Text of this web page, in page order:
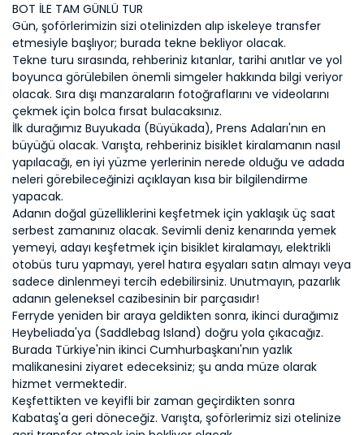
BOT İLE TAM GÜNLÜ TUR
Gün, şoförlerimizin sizi otelinizden alıp iskeleye transfer
etmesiyle başlıyor; burada tekne bekliyor olacak.
Tekne turu sırasında, rehberiniz kıtanlar, tarihi anıtlar ve yol
boyunca görülebilen önemli simgeler hakkında bilgi veriyor
olacak. Sıra dışı manzaraların fotoğraflarını ve videolarını
çekmek için bolca fırsat bulacaksınız.
İlk durağımız Buyukada (Büyükada), Prens Adaları'nın en
büyüğü olacak. Varışta, rehberiniz bisiklet kiralamanın nasıl
yapılacağı, en iyi yüzme yerlerinin nerede olduğu ve adada
neleri görebileceğinizi açıklayan kısa bir bilgilendirme
yapacak.
Adanın doğal güzelliklerini keşfetmek için yaklaşık üç saat
serbest zamanınız olacak. Sevimli deniz kenarında yemek
yemeyi, adayı keşfetmek için bisiklet kiralamayı, elektrikli
otobüs turu yapmayı, yerel hatıra eşyaları satın almayı veya
sadece dinlenmeyi tercih edebilirsiniz. Unutmayın, pazarlık
adanın geleneksel cazibesinin bir parçasıdır!
Ferryde yeniden bir araya geldikten sonra, ikinci durağımız
Heybeliada'ya (Saddlebag Island) doğru yola çıkacağız.
Burada Türkiye'nin ikinci Cumhurbaşkanı'nın yazlık
malikanesini ziyaret edeceksiniz; şu anda müze olarak
hizmet vermektedir.
Keşfettikten ve keyifli bir zaman geçirdikten sonra
Kabataş'a geri döneceğiz. Varışta, şoförlerimiz sizi otelinize